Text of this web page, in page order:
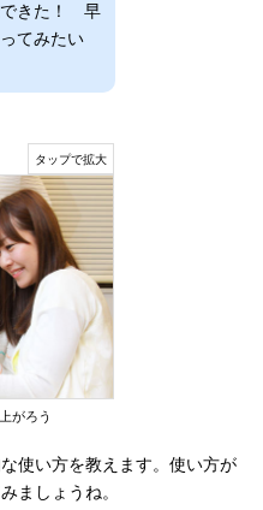
できた！ 早
てみたい
がろう
使い方を教えます。使い方が
ましょうね。